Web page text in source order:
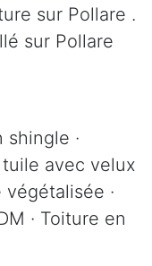
sur Pollare .
sur Pollare
shingle ·
avec velux
végétalisée ·
· Toiture en